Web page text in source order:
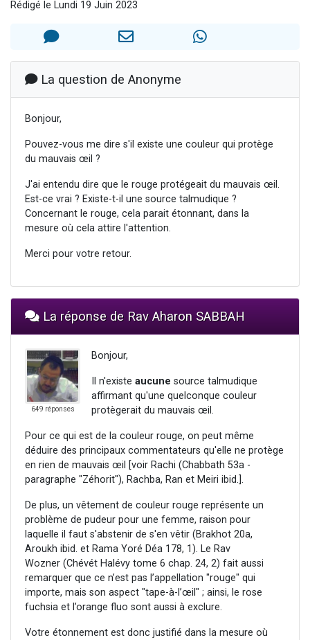
Il reste 49 places pour étudier en groupe sur Zoom
12 nouvelles musiques dans Torah-Box Music
2 personnes viennent de nous rejoindre sur WhatsApp
Rédigé le Lundi 19 Juin 2023
La question de Anonyme
Bonjour,
Pouvez-vous me dire s'il existe une couleur qui protège
du mauvais œil ?
J'ai entendu dire que le rouge protégeait du mauvais œil.
Est-ce vrai ? Existe-t-il une source talmudique ?
Concernant le rouge, cela parait étonnant, dans la
mesure où cela attire l'attention.
Merci pour votre retour.
La réponse de Rav Aharon SABBAH
649 réponses
Bonjour,
Il n'existe aucune source talmudique
affirmant qu'une quelconque couleur
protègerait du mauvais œil.
Pour ce qui est de la couleur rouge, on peut même
déduire des principaux commentateurs qu'elle ne protège
en rien de mauvais œil [voir Rachi (Chabbath 53a -
paragraphe "Zéhorit"), Rachba, Ran et Meiri ibid.].
De plus, un vêtement de couleur rouge représente un
problème de pudeur pour une femme, raison pour
laquelle il faut s'abstenir de s'en vêtir (Brakhot 20a,
Aroukh ibid. et Rama Yoré Déa 178, 1). Le Rav
Wozner (Chévét Halévy tome 6 chap. 24, 2) fait aussi
remarquer que ce n’est pas l’appellation "rouge" qui
importe, mais son aspect "tape-à-l’œil" ; ainsi, le rose
fuchsia et l’orange fluo sont aussi à exclure.
Votre étonnement est donc justifié dans la mesure où